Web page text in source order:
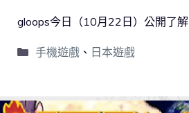
gloops今日（10月22日）公開了解
手機遊戲、 日本遊戲